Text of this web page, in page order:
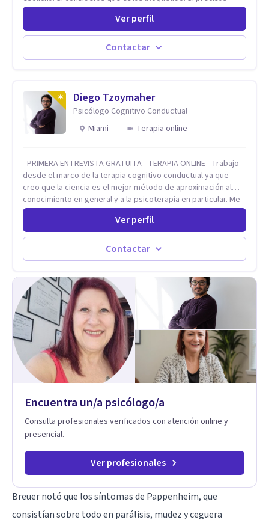
comprensión. Si no logras definir proyectos, objetivos,
sueños, deseos. Si pensás que lo que te pasa no es tan
grave, pero podría ayudar. Si estás en adicciones y tu
intención es hacer algo con lo que te está pasando. No dudes
en comunicarte a fin de comenzar a resolver la situación que
Ver perfil
Contactar
Diego Tzoymaher
Psicólogo Cognitivo Conductual
Miami
Terapia online
- PRIMERA ENTREVISTA GRATUITA - TERAPIA ONLINE - Trabajo
desde el marco de la terapia cognitivo conductual ya que
creo que la ciencia es el mejor método de aproximación al
conocimiento en general y a la psicoterapia en particular. Me
interesan los procesos de cambio conductual por los que una
persona pueda alcanzar sus objetivos, transitando,
aceptando y modificando sus patrones cognitivos y
emocionales. Abordo patologías específicas como trastornos
de ansiedad y del ánimo, y también crisis vitales y procesos
Ver perfil
Contactar
Encuentra un/a psicólogo/a
Consulta profesionales verificados con atención online y
presencial.
Ver profesionales
Breuer notó que los síntomas de Pappenheim, que
consistían sobre todo en parálisis, mudez y ceguera